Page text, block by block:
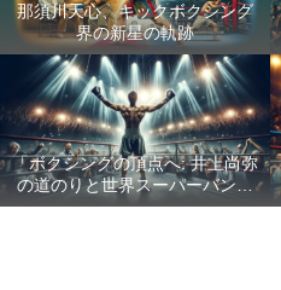
那須川天心、キックボクシング
界の新星の軌跡
「ボクシングの頂点へ: 井上尚弥
の道のりと世界スーパーバンタ
ム級統一戦の全貌」